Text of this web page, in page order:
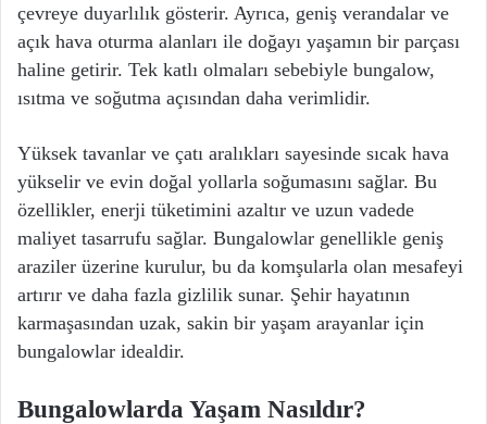
çevreye duyarlılık gösterir. Ayrıca, geniş verandalar ve
açık hava oturma alanları ile doğayı yaşamın bir parçası
haline getirir. Tek katlı olmaları sebebiyle bungalow,
ısıtma ve soğutma açısından daha verimlidir.
Yüksek tavanlar ve çatı aralıkları sayesinde sıcak hava
yükselir ve evin doğal yollarla soğumasını sağlar. Bu
özellikler, enerji tüketimini azaltır ve uzun vadede
maliyet tasarrufu sağlar. Bungalowlar genellikle geniş
araziler üzerine kurulur, bu da komşularla olan mesafeyi
artırır ve daha fazla gizlilik sunar. Şehir hayatının
karmaşasından uzak, sakin bir yaşam arayanlar için
bungalowlar idealdir.
Bungalowlarda Yaşam Nasıldır?